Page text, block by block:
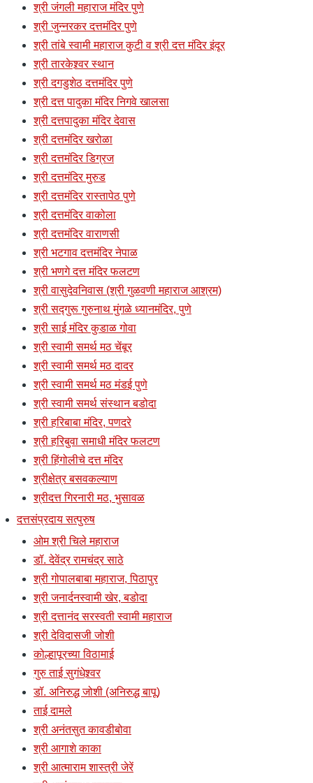
श्री जंगली महाराज मंदिर पुणे
श्री जुन्नरकर दत्तमंदिर पुणे
श्री तांबे स्वामी महाराज कुटी व श्री दत्त मंदिर इंदूर
श्री तारकेश्र्वर स्थान
श्री दगडुशेठ दत्तमंदिर पुणे
श्री दत्त पादुका मंदिर निगवे खालसा
श्री दत्तपादुका मंदिर देवास
श्री दत्तमंदिर खरोळा
श्री दत्तमंदिर डिग्रज
श्री दत्तमंदिर मुरुड
श्री दत्तमंदिर रास्तापेठ पुणे
श्री दत्तमंदिर वाकोला
श्री दत्तमंदिर वाराणसी
श्री भटगाव दत्तमंदिर नेपाळ
श्री भणगे दत्त मंदिर फलटण
श्री वासुदेवनिवास (श्री गुळवणी महाराज आश्रम)
श्री सद्गुरू गुरुनाथ मुंगळे ध्यानमंदिर, पुणे
श्री साई मंदिर कुडाळ गोवा
श्री स्वामी समर्थ मठ चेंबूर
श्री स्वामी समर्थ मठ दादर
श्री स्वामी समर्थ मठ मंडई पुणे
श्री स्वामी समर्थ संस्थान बडोदा
श्री हरिबाबा मंदिर, पणदरे
श्री हरिबुवा समाधी मंदिर फलटण
श्री हिंगोलीचे दत्त मंदिर
श्रीक्षेत्र बसवकल्याण
श्रीदत्त गिरनारी मठ, भुसावळ
दत्तसंप्रदाय सत्पुरुष
ओम श्री चिले महाराज
डॉ. देवेंद्र रामचंद्र साठे
श्री गोपालबाबा महाराज, पिठापुर
श्री जनार्दनस्वामी खेर, बडोदा
श्री दत्तानंद सरस्वती स्वामी महाराज
श्री देविदासजी जोशी
कोल्हापूरच्या विठामाई
गुरु ताई सुगंधेश्र्वर
डॉ. अनिरुद्ध जोशी (अनिरुद्ध बापू)
ताई दामले
श्री अनंतसुत कावडीबोवा
श्री आगाशे काका
श्री आत्माराम शास्त्री जेरें